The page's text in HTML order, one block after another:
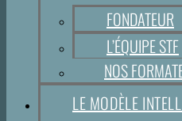
FONDATEUR
L’ÉQUIPE STF
NOS
LE MODÈLE